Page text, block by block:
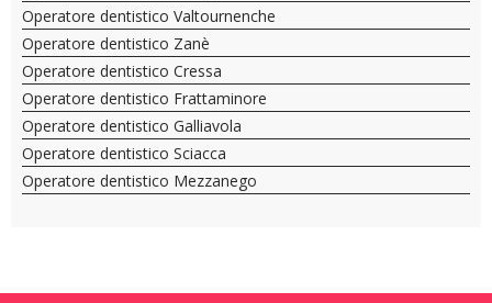
Operatore dentistico Valtournenche
Operatore dentistico Zanè
Operatore dentistico Cressa
Operatore dentistico Frattaminore
Operatore dentistico Galliavola
Operatore dentistico Sciacca
Operatore dentistico Mezzanego